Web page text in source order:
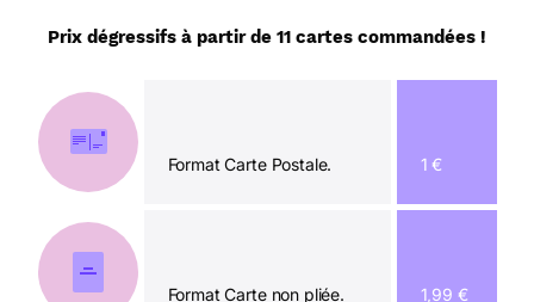
Prix dégressifs à partir de 11 cartes commandées !
Format Carte Postale. 1 €
Format Carte non pliée. 1,99 €